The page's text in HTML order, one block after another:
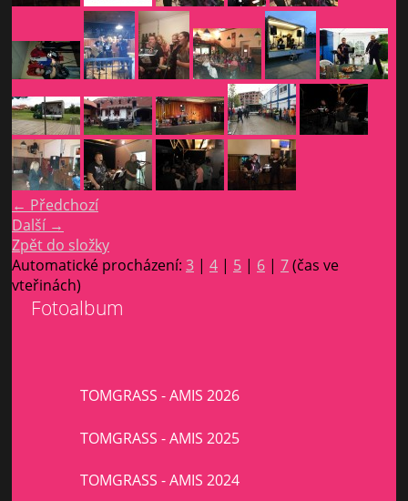
← Předchozí
Další →
Zpět do složky
Automatické procházení: 3 | 4 | 5 | 6 | 7(čas ve
vteřinách)
Fotoalbum
TOMGRASS - AMIS 2026
TOMGRASS - AMIS 2025
TOMGRASS - AMIS 2024